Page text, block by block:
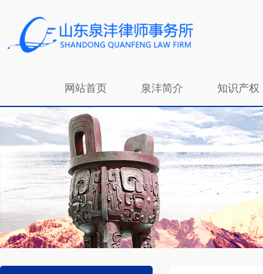
网站首页 泉沣简介 知识产权
招贤纳士